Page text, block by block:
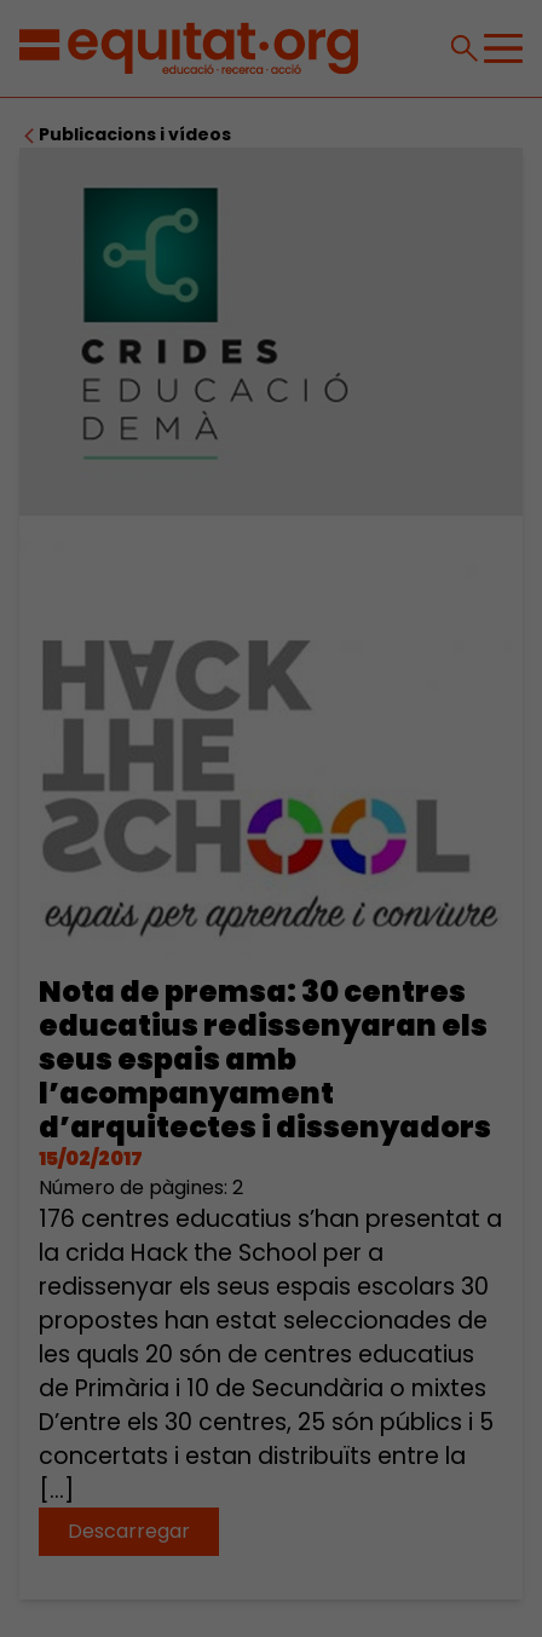
Publicacions i vídeos
Nota de premsa: 30 centres
educatius redissenyaran els
seus espais amb
l’acompanyament
d’arquitectes i dissenyadors
15/02/2017
Número de pàgines: 2
176 centres educatius s’han presentat a
la crida Hack the School per a
redissenyar els seus espais escolars 30
propostes han estat seleccionades de
les quals 20 són de centres educatius
de Primària i 10 de Secundària o mixtes
D’entre els 30 centres, 25 són públics i 5
concertats i estan distribuïts entre la
[…]
Descarregar